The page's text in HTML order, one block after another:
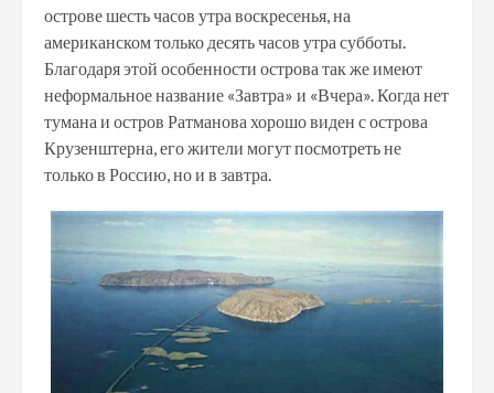
острове шесть часов утра воскресенья, на
американском только десять часов утра субботы.
Благодаря этой особенности острова так же имеют
неформальное название «Завтра» и «Вчера». Когда нет
тумана и остров Ратманова хорошо виден с острова
Крузенштерна, его жители могут посмотреть не
только в Россию, но и в завтра.